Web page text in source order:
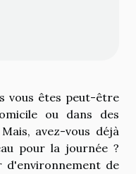
vous êtes peut-être
ou dans des
avez-vous déjà
pour la journée ?
d'environnement de